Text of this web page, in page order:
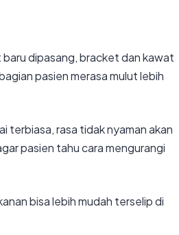
dipasang, bracket dan kawat
pasien merasa mulut lebih
terbiasa, rasa tidak nyaman akan
pasien tahu cara mengurangi
bisa lebih mudah terselip di